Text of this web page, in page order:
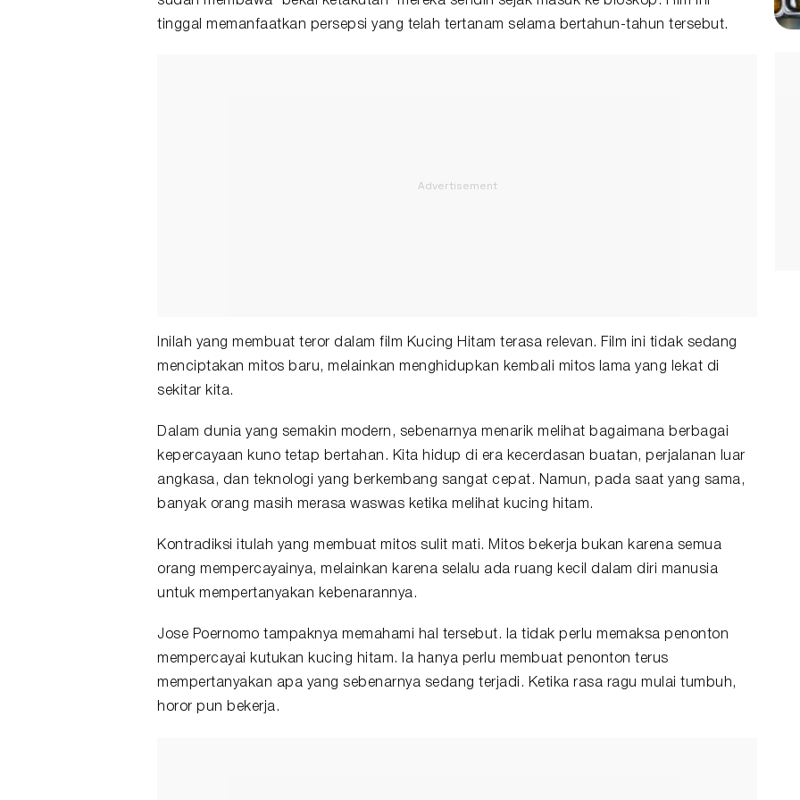
tinggal memanfaatkan persepsi yang telah tertanam selama bertahun-tahun tersebut.
Inilah yang membuat teror dalam film Kucing Hitam terasa relevan. Film ini tidak sedang
menciptakan mitos baru, melainkan menghidupkan kembali mitos lama yang lekat di
sekitar kita.
Dalam dunia yang semakin modern, sebenarnya menarik melihat bagaimana berbagai
kepercayaan kuno tetap bertahan. Kita hidup di era kecerdasan buatan, perjalanan luar
angkasa, dan teknologi yang berkembang sangat cepat. Namun, pada saat yang sama,
banyak orang masih merasa waswas ketika melihat kucing hitam.
Kontradiksi itulah yang membuat mitos sulit mati. Mitos bekerja bukan karena semua
orang mempercayainya, melainkan karena selalu ada ruang kecil dalam diri manusia
untuk mempertanyakan kebenarannya.
Jose Poernomo tampaknya memahami hal tersebut. Ia tidak perlu memaksa penonton
mempercayai kutukan kucing hitam. Ia hanya perlu membuat penonton terus
mempertanyakan apa yang sebenarnya sedang terjadi. Ketika rasa ragu mulai tumbuh,
horor pun bekerja.